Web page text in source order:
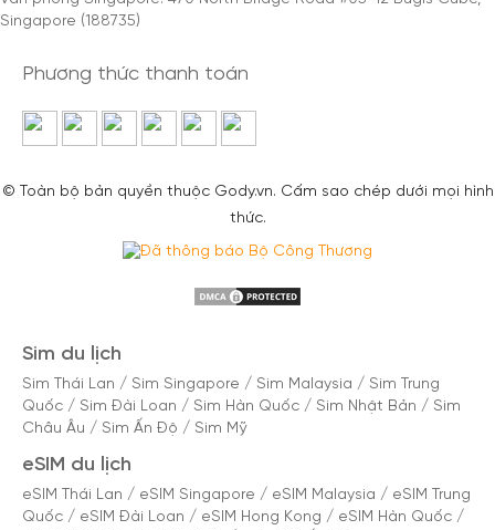
Singapore (188735)
Phương thức thanh toán
© Toàn bộ bản quyền thuộc Gody.vn. Cấm sao chép dưới mọi hình
thức.
Sim du lịch
Sim Thái Lan / Sim Singapore / Sim Malaysia / Sim Trung
Quốc / Sim Đài Loan / Sim Hàn Quốc / Sim Nhật Bản / Sim
Châu Âu / Sim Ấn Độ / Sim Mỹ
eSIM du lịch
eSIM Thái Lan / eSIM Singapore / eSIM Malaysia / eSIM Trung
Quốc / eSIM Đài Loan / eSIM Hong Kong / eSIM Hàn Quốc /